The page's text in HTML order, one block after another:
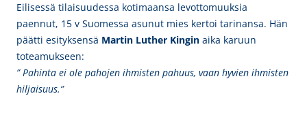
Eilisessä tilaisuudessa kotimaansa levottomuuksia
paennut, 15 v Suomessa asunut mies kertoi tarinansa. Hän
päätti esityksensä Martin Luther Kingin aika karuun
toteamukseen:
” Pahinta ei ole pahojen ihmisten pahuus, vaan hyvien ihmisten
hiljaisuus.”